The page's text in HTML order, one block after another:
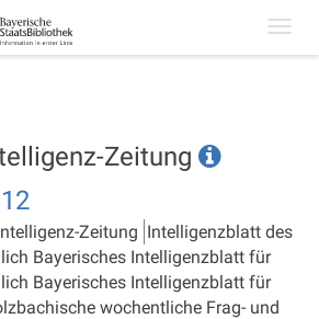
Zeitung
Zeitung Intelligenzblatt des
Bayerisches Intelligenzblatt für
Bayerisches Intelligenzblatt für
wochentliche Frag- und